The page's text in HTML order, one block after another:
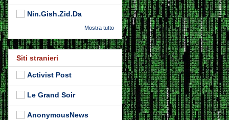
Nin.Gish.Zid.Da
Mostra tutto
Siti stranieri
Activist Post
Le Grand Soir
AnonymousNews